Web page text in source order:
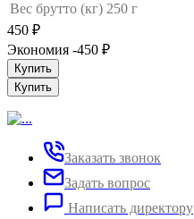
Вес брутто (кг) 250 г
450 ₽
Экономия -450 ₽
Купить
Купить
Заказать звонок
Задать вопрос
Написать директору